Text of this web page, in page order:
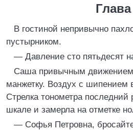
В гостиной непривычно
пустырником.
— Давление сто пятьдесят
Саша привычным движением
манжетку. Воздух с шипением
Стрелка тонометра последний
шкале и замерла на отметке
— Софья Петровна,